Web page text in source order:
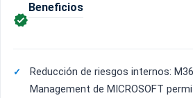

Beneficios
Reducción de riesgos internos:
Management de MICROSOFT